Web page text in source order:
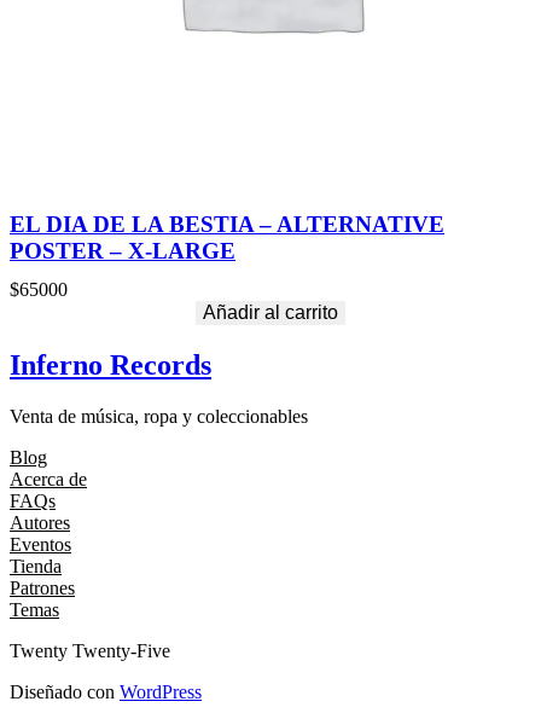
EL DIA DE LA BESTIA – ALTERNATIVE
POSTER – X-LARGE
$65000
Añadir al carrito
Inferno Records
Venta de música, ropa y coleccionables
Blog
Acerca de
FAQs
Autores
Eventos
Tienda
Patrones
Temas
Twenty Twenty-Five
Diseñado con WordPress